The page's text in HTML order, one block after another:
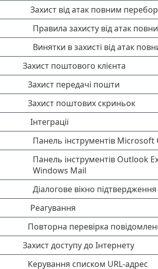
Захист від атак повним
Правила захисту від атак
Винятки в захисті від атак
Захист поштового клієнта
Захист передачі пошти
Захист поштових скриньок
Інтеграції
Панель інструментів
Панель інструментів Outlook
Windows Mail
Діалогове вікно підтвердження
Реагування
Повторна перевірка
Захист доступу до Інтернету
Керування списком URL-адрес